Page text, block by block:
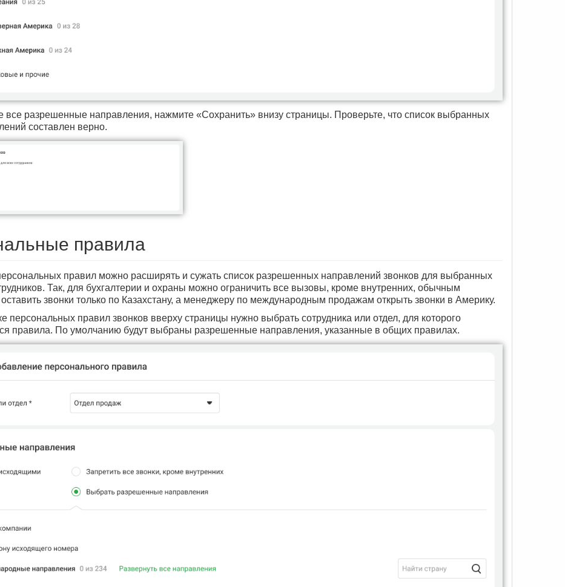
все разрешенные направления, нажмите «Сохранить» внизу страницы. Проверьте, что список выбранных
составлен верно.
правила
правил можно расширять и сужать список разрешенных направлений звонков для выбранных
Так, для бухгалтерии и охраны можно ограничить все вызовы, кроме внутренних, обычным
звонки только по Казахстану, а менеджеру по международным продажам открыть звонки в Америку.
персональных правил звонков вверху страницы нужно выбрать сотрудника или отдел, для которого
правила. По умолчанию будут выбраны разрешенные направления, указанные в общих правилах.